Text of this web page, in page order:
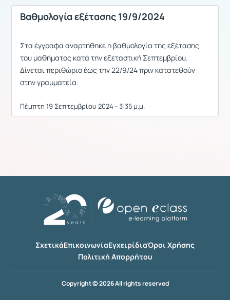
Βαθμολογία εξέτασης 19/9/2024
Στα έγγραφα αναρτήθηκε η βαθμολογία της εξέτασης
του μαθήματος κατά την εξεταστική Σεπτεμβρίου.
Δίνεται περιθώριο έως την 22/9/24 πριν κατατεθούν
στην γραμματεία.
Πέμπτη 19 Σεπτεμβρίου 2024 - 3:35 μ.μ.
ΣχετικάΕπικοινωνίαΕγχειρίδιαΌροι Χρήσης
Πολιτική Απορρήτου
Copyright © 2026 All rights reserved